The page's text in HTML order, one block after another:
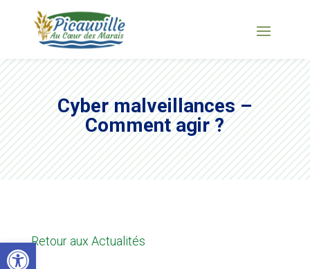
Ouvrir la barre d’outils
Cyber malveillances –
Comment agir ?
Retour aux Actualités